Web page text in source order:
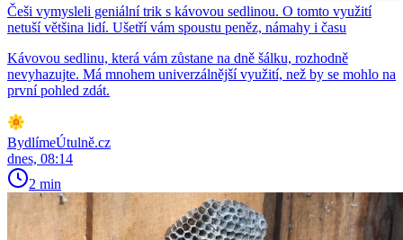
Češi vymysleli geniální trik s kávovou sedlinou. O tomto využití
netuší většina lidí. Ušetří vám spoustu peněz, námahy i času
Kávovou sedlinu, která vám zůstane na dně šálku, rozhodně
nevyhazujte. Má mnohem univerzálnější využití, než by se mohlo na
první pohled zdát.
BydlímeÚtulně.cz
dnes, 08:14
2 min